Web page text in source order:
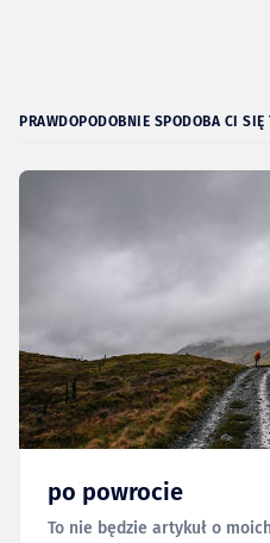
PRAWDOPODOBNIE SPODOBA CI SIĘ
po powrocie
To nie będzie artykuł o